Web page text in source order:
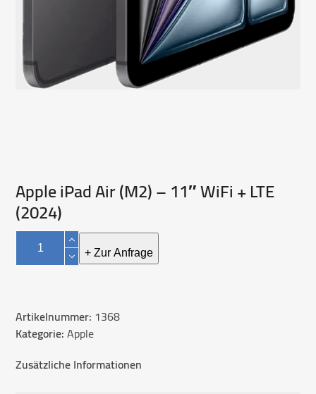
Apple iPad Air (M2) – 11″ WiFi + LTE
(2024)
Apple
Air
11"
WiFi
+
LTE
+ Zur Anfrage
Artikelnummer: 1368
Kategorie:Apple
Zusätzliche Informationen